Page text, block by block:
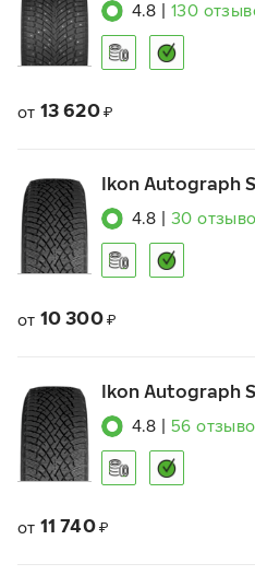
4.8 130
от 13 620 ₽
Ikon Autograph
4.8 30
от 10 300 ₽
Ikon Autograph
4.8 56
от 11 740 ₽